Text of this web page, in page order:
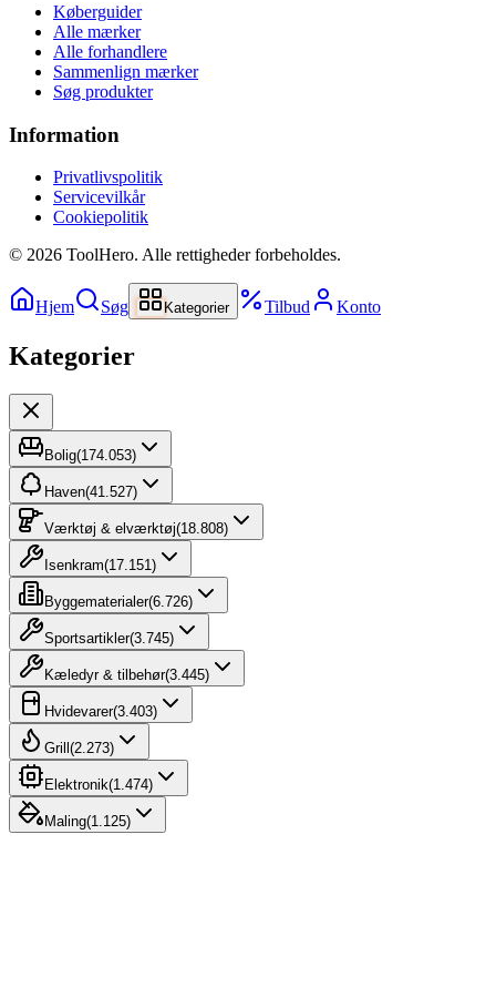
Køberguider
Alle mærker
Alle forhandlere
Sammenlign mærker
Søg produkter
Information
Privatlivspolitik
Servicevilkår
Cookiepolitik
© 2026 ToolHero. Alle rettigheder forbeholdes.
Hjem Søg Kategorier Tilbud Konto
Kategorier
Bolig(174.053)
Haven(41.527)
Værktøj & elværktøj(18.808)
Isenkram(17.151)
Byggematerialer(6.726)
Sportsartikler(3.745)
Kæledyr & tilbehør(3.445)
Hvidevarer(3.403)
Grill (2.273)
Elektronik(1.474)
Maling(1.125)